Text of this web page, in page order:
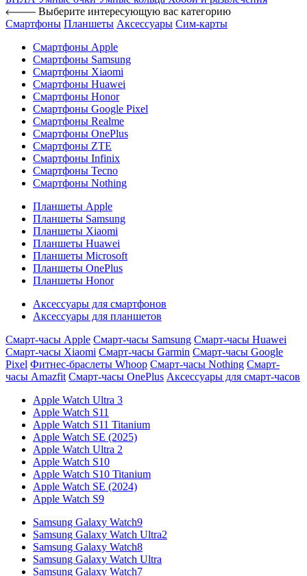
Выберите интересующую вас категорию
Смартфоны Планшеты Аксессуары Сим-карты
Смартфоны Apple
Смартфоны Samsung
Смартфоны Xiaomi
Смартфоны Huawei
Смартфоны Honor
Смартфоны Google Pixel
Смартфоны Realme
Смартфоны OnePlus
Смартфоны ZTE
Смартфоны Infinix
Смартфоны Tecno
Смартфоны Nothing
Планшеты Apple
Планшеты Samsung
Планшеты Xiaomi
Планшеты Huawei
Планшеты Microsoft
Планшеты OnePlus
Планшеты Honor
Аксессуары для смартфонов
Аксессуары для планшетов
Смарт-часы Apple Смарт-часы Samsung Смарт-часы Huawei
Смарт-часы Xiaomi Смарт-часы Garmin Смарт-часы Google
Pixel Фитнес-браслеты Whoop Смарт-часы Nothing Смарт-
часы Amazfit Смарт-часы OnePlus Аксессуары для смарт-часов
Apple Watch Ultra 3
Apple Watch S11
Apple Watch S11 Titanium
Apple Watch SE (2025)
Apple Watch Ultra 2
Apple Watch S10
Apple Watch S10 Titanium
Apple Watch SE (2024)
Apple Watch S9
Samsung Galaxy Watch9
Samsung Galaxy Watch Ultra2
Samsung Galaxy Watch8
Samsung Galaxy Watch Ultra
Samsung Galaxy Watch7